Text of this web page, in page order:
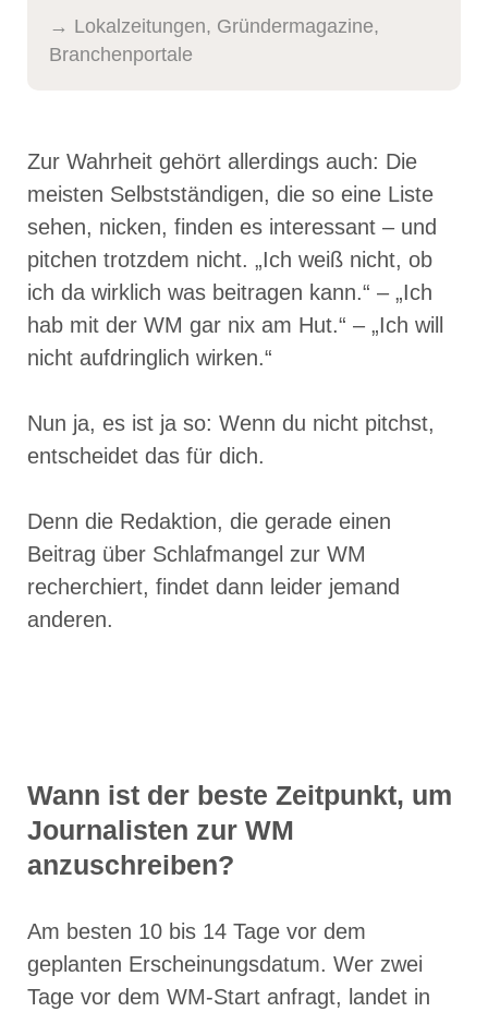
→ Lokalzeitungen, Gründer­magazine,
Branchenportale
Zur Wahrheit gehört allerdings auch: Die
meisten Selbstständigen, die so eine Liste
sehen, nicken, finden es interessant – und
pitchen trotzdem nicht. „Ich weiß nicht, ob
ich da wirklich was beitragen kann.“ – „Ich
hab mit der WM gar nix am Hut.“ – „Ich will
nicht aufdringlich wirken.“
Nun ja, es ist ja so: Wenn du nicht pitchst,
entscheidet das für dich.
Denn die Redaktion, die gerade einen
Beitrag über Schlafmangel zur WM
recherchiert, findet dann leider jemand
anderen.
Wann ist der beste Zeitpunkt, um
Journalisten zur WM
anzuschreiben?
Am besten 10 bis 14 Tage vor dem
geplanten Erscheinungsdatum. Wer zwei
Tage vor dem WM-Start anfragt, landet in